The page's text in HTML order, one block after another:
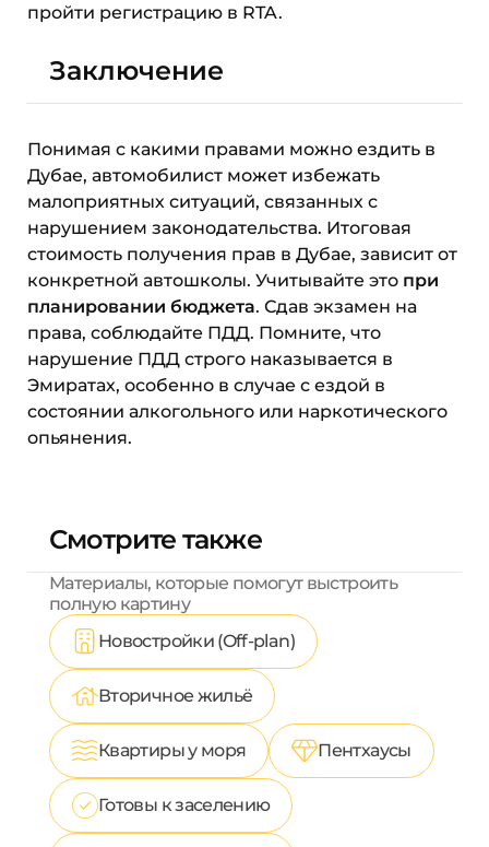
пройти регистрацию в RTA.
Заключение
Понимая с какими правами можно ездить в
Дубае, автомобилист может избежать
малоприятных ситуаций, связанных с
нарушением законодательства. Итоговая
стоимость получения прав в Дубае, зависит от
конкретной автошколы. Учитывайте это при
планировании бюджета. Сдав экзамен на
права, соблюдайте ПДД. Помните, что
нарушение ПДД строго наказывается в
Эмиратах, особенно в случае с ездой в
состоянии алкогольного или наркотического
опьянения.
Смотрите также
Материалы, которые помогут выстроить
полную картину
Новостройки (Off-plan)
Вторичное жильё
Квартиры у моря Пентхаусы
Готовы к заселению